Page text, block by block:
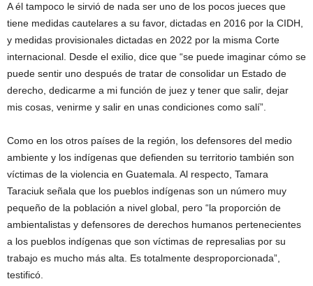
A él tampoco le sirvió de nada ser uno de los pocos jueces que
tiene medidas cautelares a su favor, dictadas en 2016 por la CIDH,
y medidas provisionales dictadas en 2022 por la misma Corte
internacional. Desde el exilio, dice que “se puede imaginar cómo se
puede sentir uno después de tratar de consolidar un Estado de
derecho, dedicarme a mi función de juez y tener que salir, dejar
mis cosas, venirme y salir en unas condiciones como salí”.
Como en los otros países de la región, los defensores del medio
ambiente y los indígenas que defienden su territorio también son
víctimas de la violencia en Guatemala. Al respecto, Tamara
Taraciuk señala que los pueblos indígenas son un número muy
pequeño de la población a nivel global, pero “la proporción de
ambientalistas y defensores de derechos humanos pertenecientes
a los pueblos indígenas que son víctimas de represalias por su
trabajo es mucho más alta. Es totalmente desproporcionada”,
testificó.